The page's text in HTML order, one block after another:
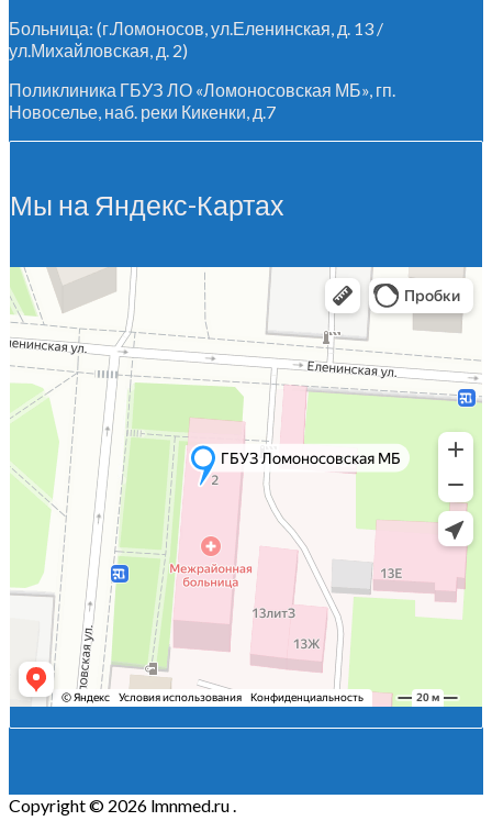
Больница: (г.Ломоносов, ул.Еленинская, д. 13 /
ул.Михайловская, д. 2)
Поликлиника ГБУЗ ЛО «Ломоносовская МБ», гп.
Новоселье, наб. реки Кикенки, д.7
Мы на Яндекс-Картах
Copyright © 2026 lmnmed.ru.